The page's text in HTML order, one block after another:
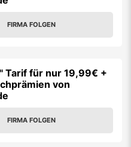
FIRMA FOLGEN
Tarif für nur 19,99€ +
von
FIRMA FOLGEN